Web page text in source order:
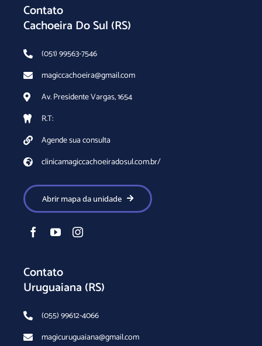
Contato
Cachoeira Do Sul (RS)
(051) 99563-7546
magiccachoeira@gmail.com
Av. Presidente Vargas, 1654
R.T:
Agende sua consulta
clinicamagiccachoeiradosul.com.br/
Abrir mapa da unidade
Contato
Uruguaiana (RS)
(055) 99612-4066
magicuruguaiana@gmail.com